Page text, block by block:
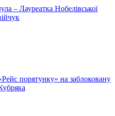
– Лауреатка Нобелівської
порятунку» на заблоковану